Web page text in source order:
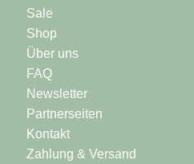
Sale
Shop
Über uns
FAQ
Newsletter
Partnerseiten
Kontakt
Zahlung & Versand